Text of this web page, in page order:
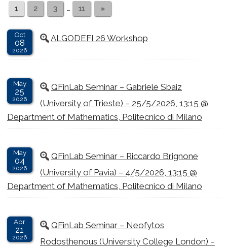
1 2 3 … 11 »
Oct
08
2026
ALGODEFI 26 Workshop
May
25
2026
QFinLab Seminar – Gabriele Sbaiz
(University of Trieste) – 25/5/2026, 13:15 @
Department of Mathematics, Politecnico di Milano
May
04
2026
QFinLab Seminar – Riccardo Brignone
(University of Pavia) – 4/5/2026, 13:15 @
Department of Mathematics, Politecnico di Milano
Apr
21
2026
QFinLab Seminar – Neofytos
Rodosthenous (University College London) –